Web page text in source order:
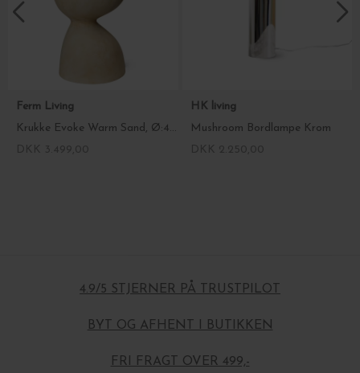
Ferm Living
Krukke Evoke Warm Sand, Ø:44*70 Hent selv
HK living
Mushroom Bordlampe Krom
4.9/5 STJERNER PÅ TRUSTPILOT
BYT OG AFHENT I BUTIKKEN
FRI FRAGT OVER 499,-